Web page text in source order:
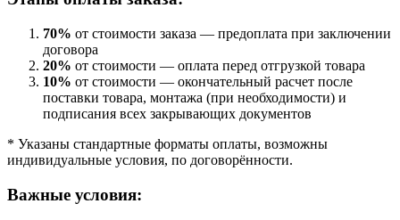
70% от стоимости заказа — предоплата при заключении
договора
20% от стоимости — оплата перед отгрузкой товара
10% от стоимости — окончательный расчет после
поставки товара, монтажа (при необходимости) и
подписания всех закрывающих документов
* Указаны стандартные форматы оплаты, возможны
индивидуальные условия, по договорённости.
Важные условия: